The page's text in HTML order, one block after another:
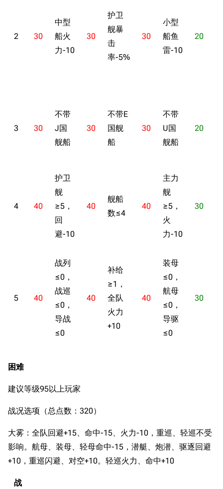
2 30
中型
船火
力-10
30
护卫
舰暴
击
率-5%
30
小型
船鱼
雷-10
20
3 30
不带
J国
舰船
30
不带E
国舰
船
30
不带
U国
舰船
20
4 40
护卫
舰
≥5，
回
避-10
40
舰船
数≤4
40
主力
舰
≥5，
火
力-10
30
5 40
战列
≤0，
战巡
≤0，
导战
≤0
40
补给
≥1，
全队
火力
+10
40
装母
≤0，
航母
≤0，
导驱
≤0
30
困难
建议等级95以上玩家
战况选项（总点数：320）
大雾：全队回避+15、命中-15、火力-10，重巡、轻巡不受
影响。航母、装母、轻母命中-15，潜艇、炮潜、驱逐回避
+10，重巡闪避、对空+10。轻巡火力、命中+10
战